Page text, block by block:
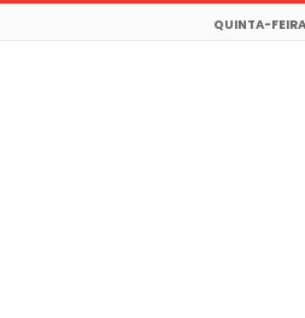
QUINTA-